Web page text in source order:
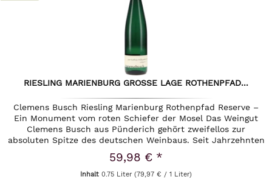
RIESLING MARIENBURG GROSSE LAGE ROTHENPFAD...
Clemens Busch Riesling Marienburg Rothenpfad Reserve –
Ein Monument vom roten Schiefer der Mosel Das Weingut
Clemens Busch aus Pünderich gehört zweifellos zur
absoluten Spitze des deutschen Weinbaus. Seit Jahrzehnten
widmen sich Clemens...
59,98 € *
Inhalt0.75 Liter(79,97 € / 1 Liter)